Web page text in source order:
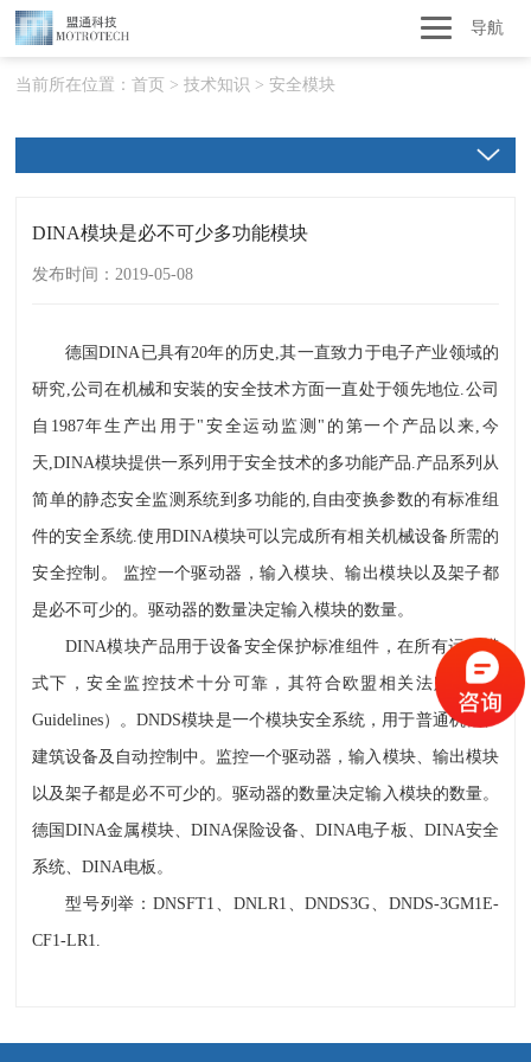
导航
当前所在位置：首页 >技术知识 >安全模块
DINA模块是必不可少多功能模块
发布时间：2019-05-08
德国DINA已具有20年的历史,其一直致力于电子产业领域的
研究,公司在机械和安装的安全技术方面一直处于领先地位.公司
自1987年生产出用于"安全运动监测"的第一个产品以来,今
天,DINA模块提供一系列用于安全技术的多功能产品.产品系列从
简单的静态安全监测系统到多功能的,自由变换参数的有标准组
件的安全系统.使用DINA模块可以完成所有相关机械设备所需的
安全控制。 监控一个驱动器，输入模块、输出模块以及架子都
是必不可少的。驱动器的数量决定输入模块的数量。
DINA模块产品用于设备安全保护标准组件，在所有运行模
式下，安全监控技术十分可靠，其符合欧盟相关法定（EU-
Guidelines）。DNDS模块是一个模块安全系统，用于普通机械、
建筑设备及自动控制中。监控一个驱动器，输入模块、输出模块
以及架子都是必不可少的。驱动器的数量决定输入模块的数量。
德国DINA金属模块、DINA保险设备、DINA电子板、DINA安全
系统、DINA电板。
型号列举：DNSFT1、DNLR1、DNDS3G、DNDS-3GM1E-
CF1-LR1.